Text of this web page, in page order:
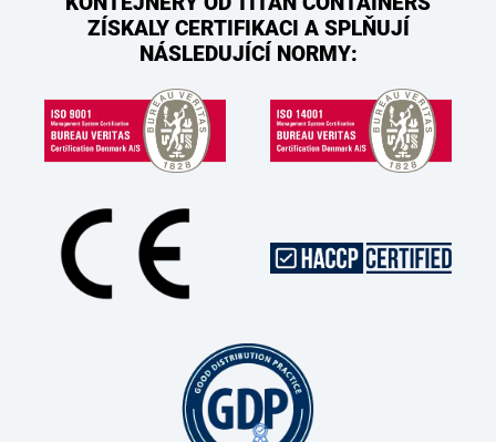
ZÍSKALY CERTIFIKACI A SPLŇUJÍ
NÁSLEDUJÍCÍ NORMY: